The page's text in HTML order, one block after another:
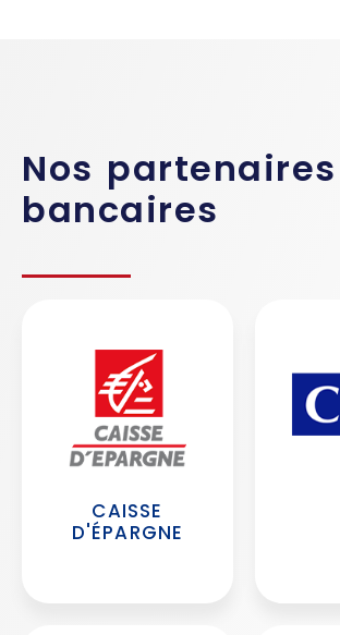
Nos partenaires
bancaires
CAISSE
D'ÉPARGNE